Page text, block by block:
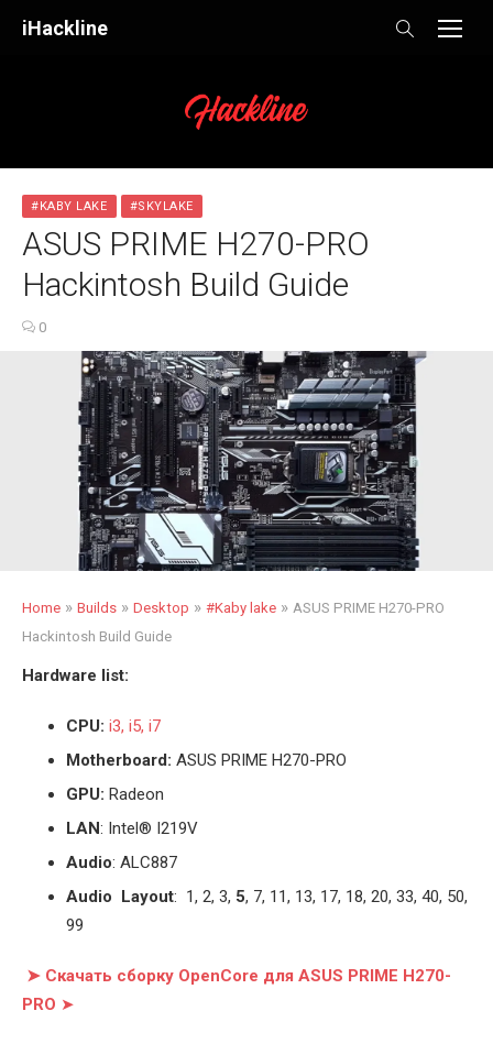
iHackline
#KABY LAKE #SKYLAKE
ASUS PRIME H270-PRO
Hackintosh Build Guide
0
Home » Builds » Desktop » #Kaby lake » ASUS PRIME H270-PRO
Hackintosh Build Guide
Hardware list:
CPU: i3, i5, i7
Motherboard: ASUS PRIME H270-PRO
GPU: Radeon
LAN: Intel® I219V
Audio: ALC887
Audio Layout: 1, 2, 3, 5, 7, 11, 13, 17, 18, 20, 33, 40, 50,
99
➤ Скачать сборку OpenCore для ASUS PRIME H270-
PRO ➤